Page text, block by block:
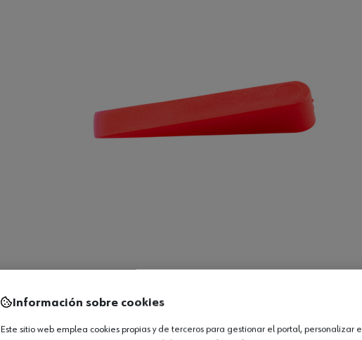
Información sobre cookies
Este sitio web emplea cookies propias y de terceros para gestionar el portal, personalizar